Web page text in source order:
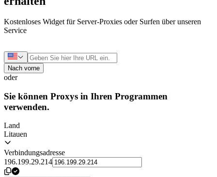
Kostenloses Widget für Server-Proxies oder Surfen über unseren
Service
Nach vorne
oder
Sie können Proxys in Ihren Programmen
verwenden.
Land
Litauen
Verbindungsadresse
196.199.29.214